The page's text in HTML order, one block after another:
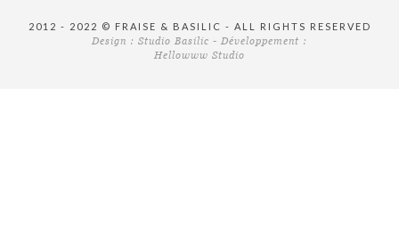
2012 - 2022 © FRAISE & BASILIC - ALL RIGHTS RESERVED
Design : Studio Basilic - Développement :
Hellowww Studio